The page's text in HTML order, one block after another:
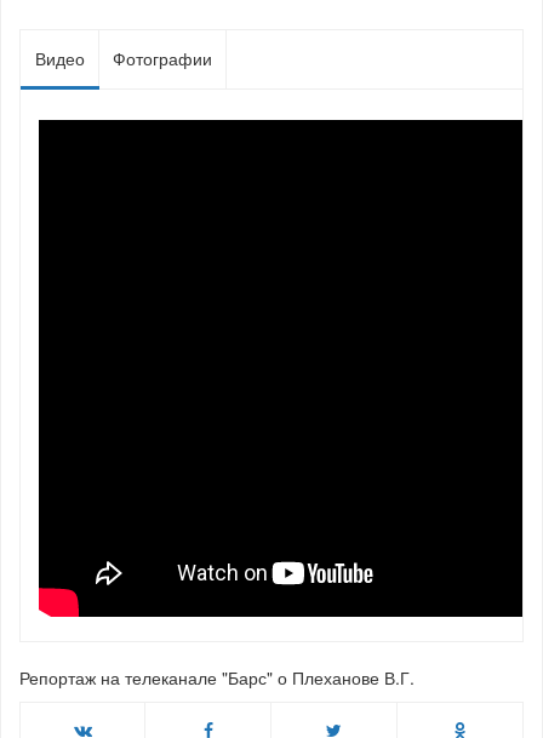
Видео Фотографии
Репортаж на телеканале "Барс" о Плеханове В.Г.